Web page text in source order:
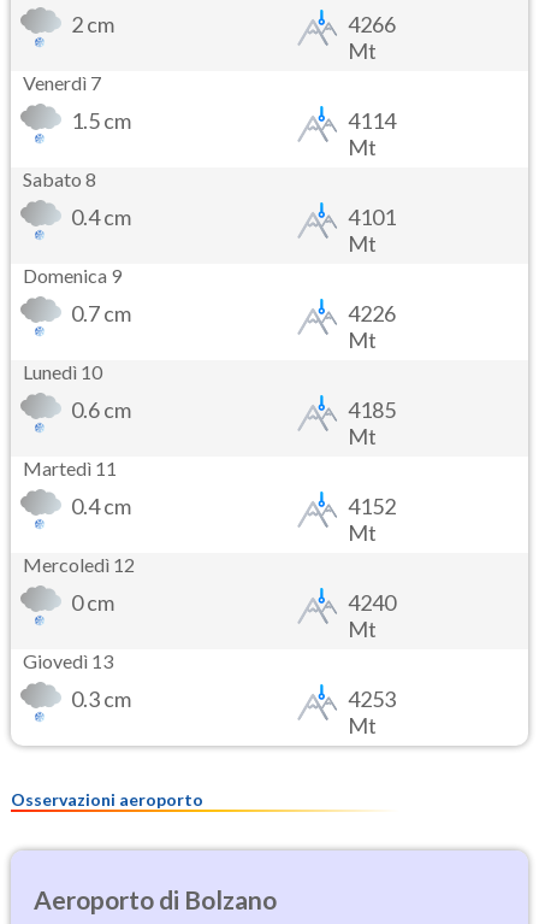
2 cm
4266
Mt
Venerdì 7
1.5 cm
4114
Mt
Sabato 8
0.4 cm
4101
Mt
Domenica 9
0.7 cm
4226
Mt
Lunedì 10
0.6 cm
4185
Mt
Martedì 11
0.4 cm
4152
Mt
Mercoledì 12
0 cm
4240
Mt
Giovedì 13
0.3 cm
4253
Mt
Osservazioni aeroporto
Bolzano